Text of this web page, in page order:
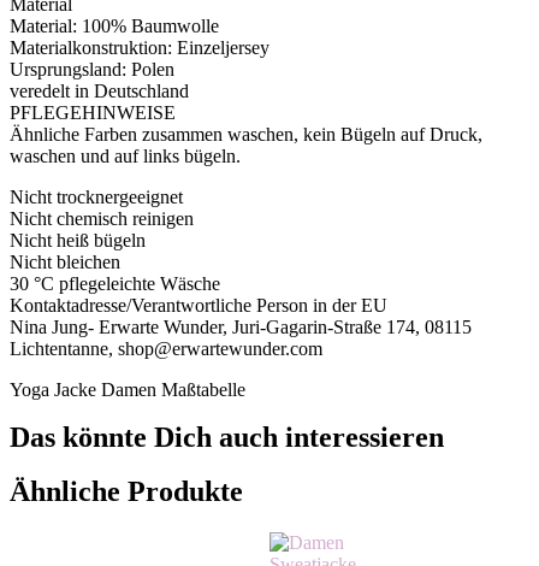
Material
Material: 100% Baumwolle
Materialkonstruktion: Einzeljersey
Ursprungsland: Polen
veredelt in Deutschland
PFLEGEHINWEISE
Ähnliche Farben zusammen waschen, kein Bügeln auf Druck,
waschen und auf links bügeln.
Nicht trocknergeeignet
Nicht chemisch reinigen
Nicht heiß bügeln
Nicht bleichen
30 °C pflegeleichte Wäsche
Kontaktadresse/Verantwortliche Person in der EU
Nina Jung- Erwarte Wunder, Juri-Gagarin-Straße 174, 08115
Lichtentanne, shop@erwartewunder.com
Yoga Jacke Damen Maßtabelle
Das könnte Dich auch interessieren
Ähnliche Produkte